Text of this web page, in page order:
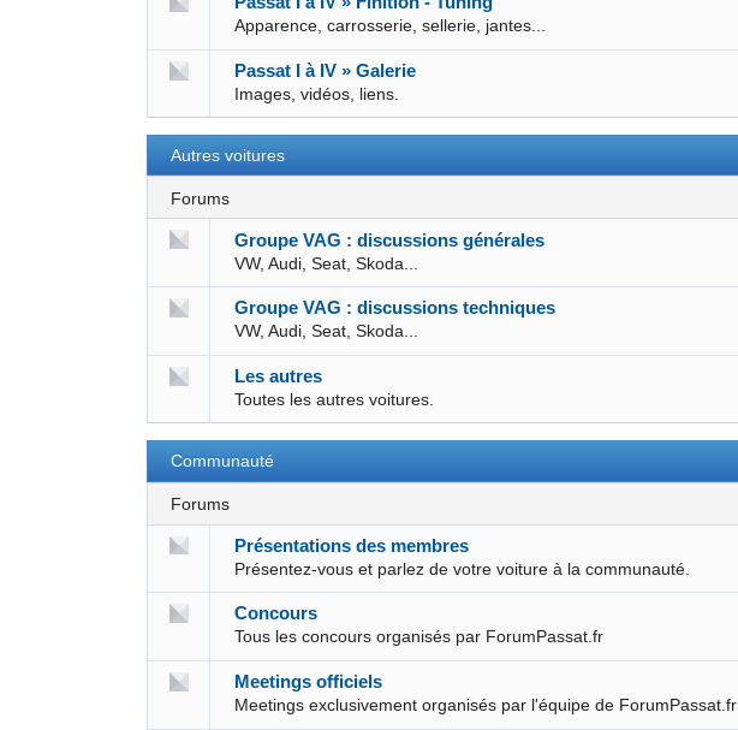
Apparence, carrosserie, sellerie, jantes...
Passat I à IV » Galerie
Images, vidéos, liens.
Autres voitures
Forums
Groupe VAG : discussions générales
VW, Audi, Seat, Skoda...
Groupe VAG : discussions techniques
VW, Audi, Seat, Skoda...
Les autres
Toutes les autres voitures.
Communauté
Forums
Présentations des membres
Présentez-vous et parlez de votre voiture à la communauté.
Concours
Tous les concours organisés par ForumPassat.fr
Meetings officiels
Meetings exclusivement organisés par l'équipe de ForumPassat.fr